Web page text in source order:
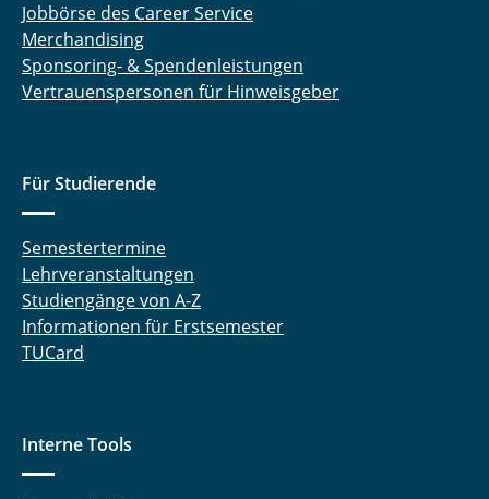
Jobbörse des Career Service
Merchandising
Sponsoring- & Spendenleistungen
Vertrauenspersonen für Hinweisgeber
Für Studierende
Semestertermine
Lehrveranstaltungen
Studiengänge von A-Z
Informationen für Erstsemester
TUCard
Interne Tools